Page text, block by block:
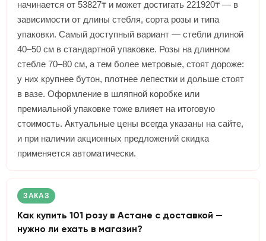
начинается от 53827₸ и может достигать 221920₸ — в
зависимости от длины стебля, сорта розы и типа
упаковки. Самый доступный вариант — стебли длиной
40–50 см в стандартной упаковке. Розы на длинном
стебле 70–80 см, а тем более метровые, стоят дороже:
у них крупнее бутон, плотнее лепестки и дольше стоят
в вазе. Оформление в шляпной коробке или
премиальной упаковке тоже влияет на итоговую
стоимость. Актуальные цены всегда указаны на сайте,
и при наличии акционных предложений скидка
применяется автоматически.
ЗАКАЗ
Как купить 101 розу в Астане с доставкой —
нужно ли ехать в магазин?